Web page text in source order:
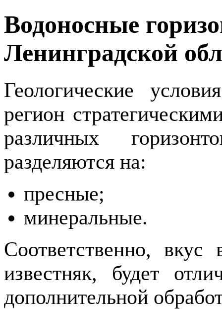
Водоносные
Ленинградской
Геологические
регион
различных
разделяются на:
пресные;
минеральные.
Соответственно,
известняк, будет
дополнительной